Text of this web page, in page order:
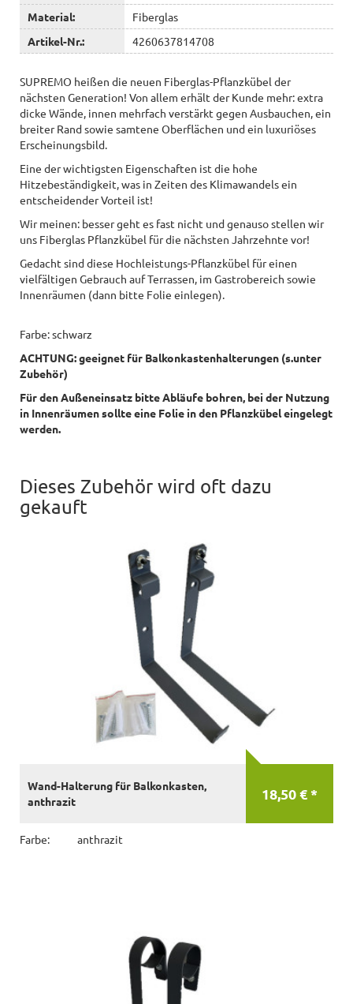
Material:
Fiberglas
Artikel-Nr.:
4260637814708
SUPREMO heißen die neuen Fiberglas-Pflanzkübel der
nächsten Generation! Von allem erhält der Kunde mehr: extra
dicke Wände, innen mehrfach verstärkt gegen Ausbauchen, ein
breiter Rand sowie samtene Oberflächen und ein luxuriöses
Erscheinungsbild.
Eine der wichtigsten Eigenschaften ist die hohe
Hitzebeständigkeit, was in Zeiten des Klimawandels ein
entscheidender Vorteil ist!
Wir meinen: besser geht es fast nicht und genauso stellen wir
uns Fiberglas Pflanzkübel für die nächsten Jahrzehnte vor!
Gedacht sind diese Hochleistungs-Pflanzkübel für einen
vielfältigen Gebrauch auf Terrassen, im Gastrobereich sowie
Innenräumen (dann bitte Folie einlegen).
Farbe: schwarz
ACHTUNG: geeignet für Balkonkastenhalterungen (s.unter
Zubehör)
Für den Außeneinsatz bitte Abläufe bohren, bei der Nutzung
in Innenräumen sollte eine Folie in den Pflanzkübel eingelegt
werden.
Dieses Zubehör wird oft dazu
gekauft
18,50 € *
Wand-Halterung für Balkonkasten,
anthrazit
Farbe: anthrazit